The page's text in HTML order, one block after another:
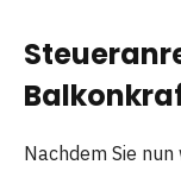
Nachdem Sie